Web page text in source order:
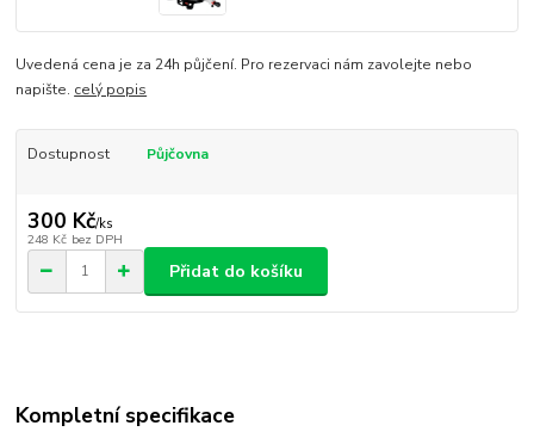
Uvedená cena je za 24h půjčení. Pro rezervaci nám zavolejte nebo
napište. celý popis
Dostupnost Půjčovna
300 Kč/ks
248 Kč bez DPH
Přidat do košíku
Kompletní specifikace